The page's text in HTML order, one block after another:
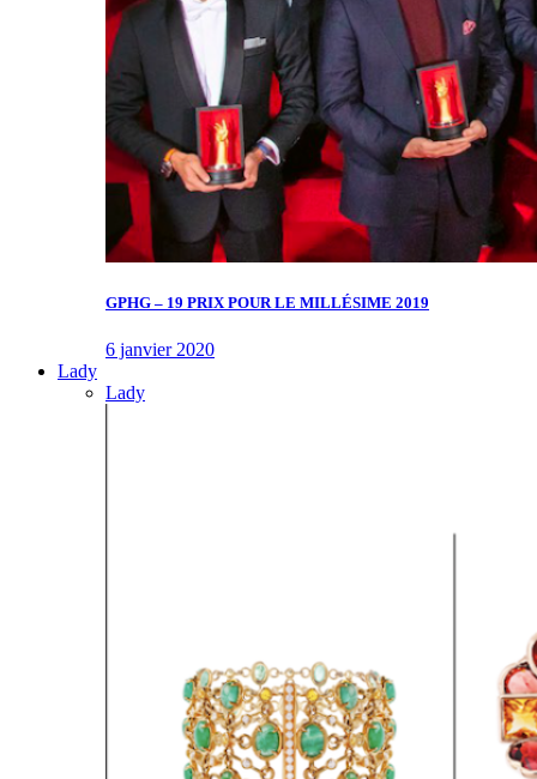
GPHG – 19 PRIX POUR LE MILLÉSIME 2019
6 janvier 2020
Lady
Lady